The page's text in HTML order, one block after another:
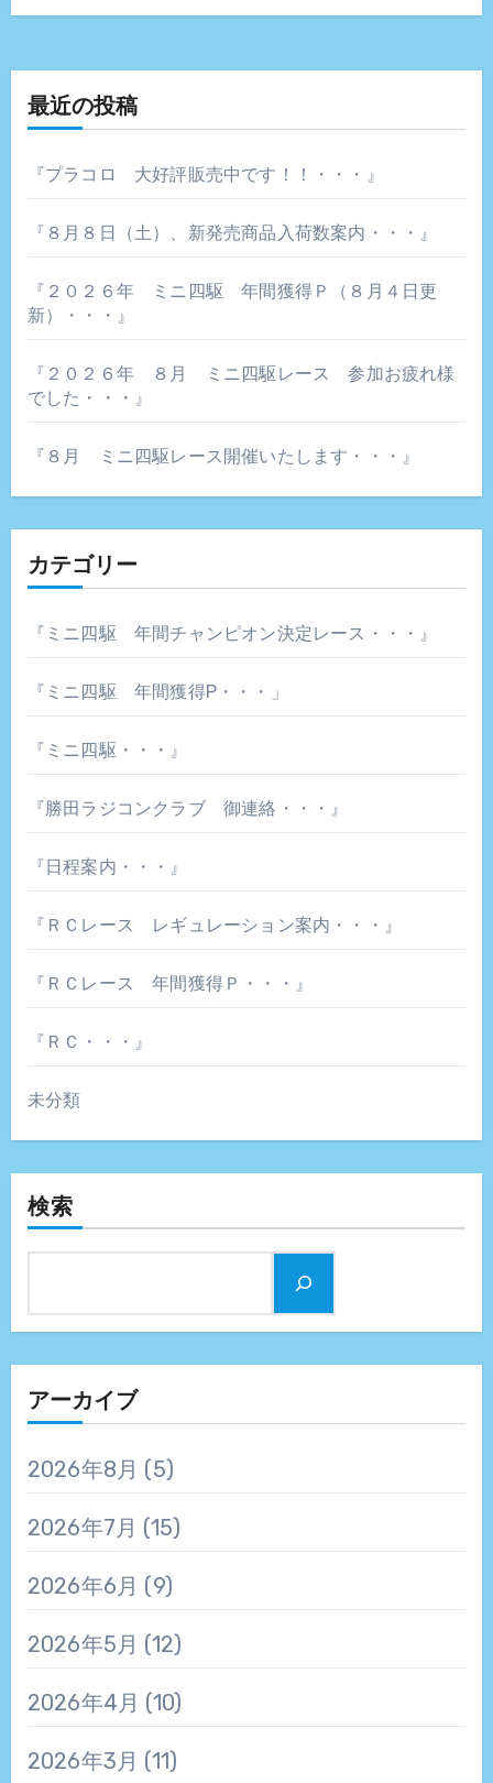
シ
ョ
ン
最近の投稿
『プラコロ 大好評販売中です！！・・・』
『８月８日（土）、新発売商品入荷数案内・・・』
『２０２６年 ミニ四駆 年間獲得Ｐ（８月４日更
新）・・・』
『２０２６年 ８月 ミニ四駆レース 参加お疲れ様
でした・・・』
『８月 ミニ四駆レース開催いたします・・・』
カテゴリー
『ミニ四駆 年間チャンピオン決定レース・・・』
『ミニ四駆 年間獲得P・・・」
『ミニ四駆・・・』
『勝田ラジコンクラブ 御連絡・・・』
『日程案内・・・』
『ＲＣレース レギュレーション案内・・・』
『ＲＣレース 年間獲得Ｐ・・・』
『ＲＣ・・・』
未分類
検索
アーカイブ
2026年8月 (5)
2026年7月 (15)
2026年6月 (9)
2026年5月 (12)
2026年4月 (10)
2026年3月 (11)